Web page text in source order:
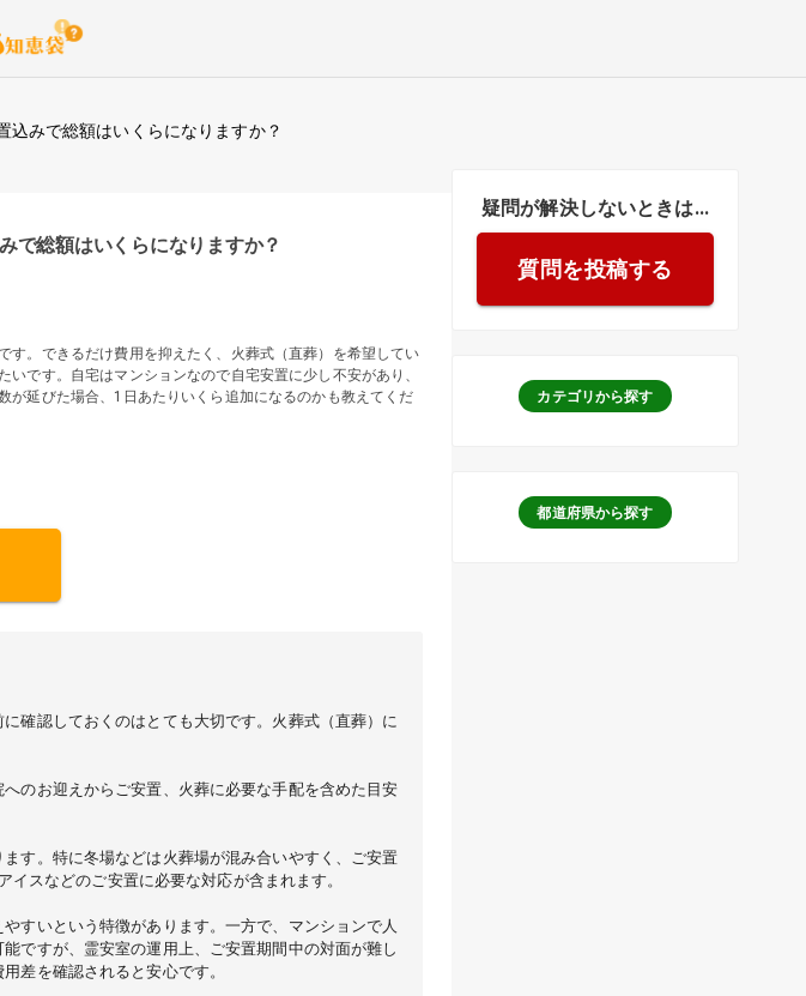
込みで総額はいくらになりますか？
で総額はいくらになりますか？
。できるだけ費用を抑えたく、火葬式（直葬）を希望してい
です。自宅はマンションなので自宅安置に少し不安があり、
が延びた場合、1日あたりいくら追加になるのかも教えてくだ
確認しておくのはとても大切です。火葬式（直葬）に
のお迎えからご安置、火葬に必要な手配を含めた目安
す。特に冬場などは火葬場が混み合いやすく、ご安置
スなどのご安置に必要な対応が含まれます。
すいという特徴があります。一方で、マンションで人
ですが、霊安室の運用上、ご安置期間中の対面が難し
差を確認されると安心です。
疑問が解決しないときは...
質問を投稿する
カテゴリから探す
都道府県から探す